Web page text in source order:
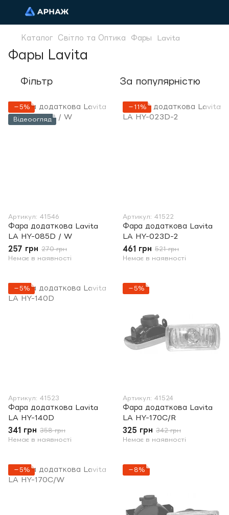
Каталог Світло та Оптика Фары Lavita
Фары Lavita
Фільтр За популярністю
−5%
Відеоогляд
Артикул: 41546
Фара додаткова Lavita
LA HY-085D / W
257 грн 270 грн
Немає в наявності
−11%
Артикул: 41522
Фара додаткова Lavita
LA HY-023D-2
461 грн 521 грн
Немає в наявності
−5%
Артикул: 41523
Фара додаткова Lavita
LA HY-140D
341 грн 358 грн
Немає в наявності
−5%
Артикул: 41524
Фара додаткова Lavita
LA HY-170C/R
325 грн 342 грн
Немає в наявності
−5% −8%